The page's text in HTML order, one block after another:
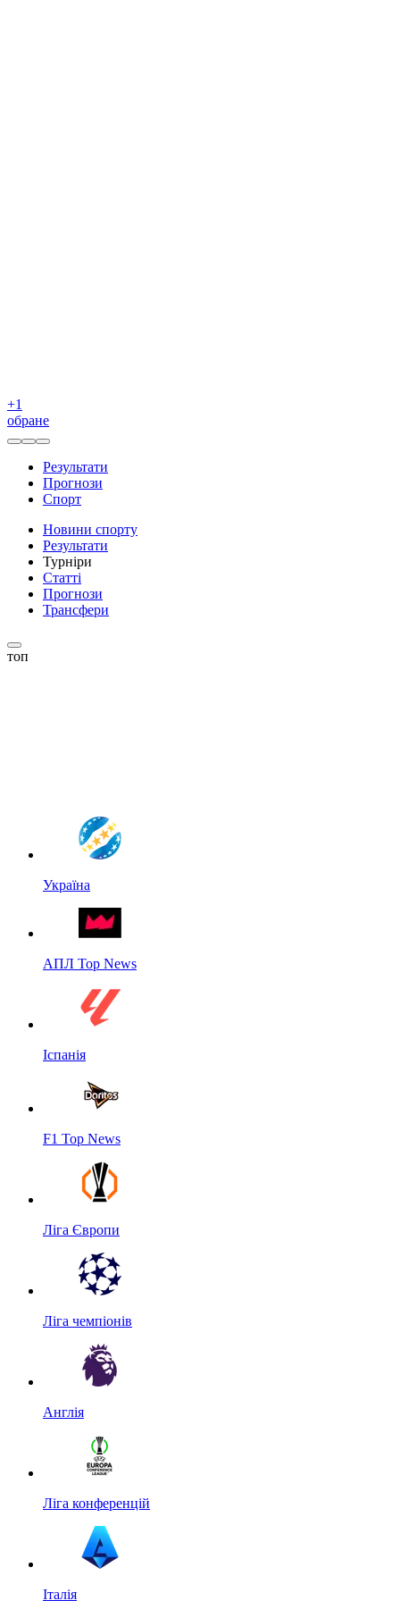
+1
обране
Результати
Прогнози
Спорт
Новини спорту
Результати
Турніри
Статті
Прогнози
Трансфери
топ
Україна
АПЛ Top News
Іспанія
F1 Top News
Ліга Європи
Ліга чемпіонів
Англія
Ліга конференцій
Італія